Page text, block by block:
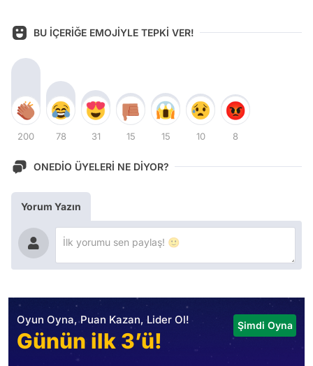
BU İÇERİĞE EMOJİYLE TEPKİ VER!
200 78 31 15 15 10 8
ONEDİO ÜYELERİ NE DİYOR?
Yorum Yazın
Oyun Oyna, Puan Kazan, Lider Ol!
Günün ilk 3’ü!
Şimdi Oyna